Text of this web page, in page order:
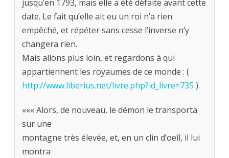
jusqu’en 1793, mais elle a été défaite avant cette
date. Le fait qu’elle ait eu un roi n’a rien
empêché, et répéter sans cesse l’inverse n’y
changera rien.
Mais allons plus loin, et regardons à qui
appartiennent les royaumes de ce monde : (
http://www.liberius.net/livre.php?id_livre=735 ).
««« Alors, de nouveau, le démon le transporta
sur une
montagne très élevée, et, en un clin d’oeîl, il lui
montra